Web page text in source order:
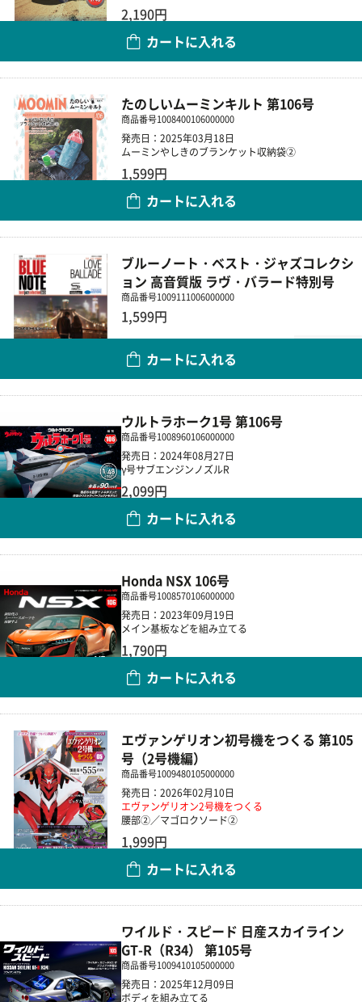
2,190円
カートに入れる
たのしいムーミンキルト 第106号
商品番号1008400106000000
発売日：2025年03月18日
ムーミンやしきのブランケット収納袋②
1,599円
カートに入れる
ブルーノート・ベスト・ジャズコレクシ
ョン 高音質版 ラヴ・バラード特別号
商品番号1009111006000000
1,599円
カートに入れる
ウルトラホーク1号 第106号
商品番号1008960106000000
発売日：2024年08月27日
γ号サブエンジンノズルR
2,099円
カートに入れる
Honda NSX 106号
商品番号1008570106000000
発売日：2023年09月19日
メイン基板などを組み立てる
1,790円
カートに入れる
エヴァンゲリオン初号機をつくる 第105
号（2号機編）
商品番号1009480105000000
発売日：2026年02月10日
エヴァンゲリオン2号機をつくる
腰部②／マゴロクソード②
1,999円
カートに入れる
ワイルド・スピード 日産スカイライン
GT-R（R34） 第105号
商品番号1009410105000000
発売日：2025年12月09日
ボディを組み立てる